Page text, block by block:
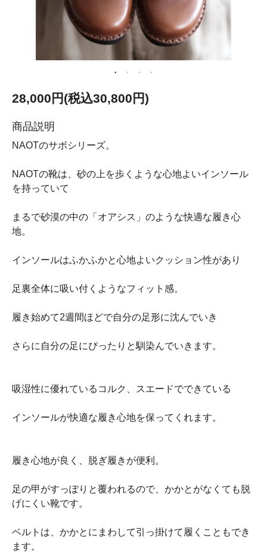
28,000円(税込30,800円)
商品説明
NAOTのサボシリーズ。
NAOTの靴は、砂の上を歩くような心地よいインソール
を持っていて
まるで砂漠の中の「オアシス」のような快適な履き心
地。
インソールはふかふかと心地よいクッション性があり
足裏全体に吸い付くようなフィット感。
履き始めて2週間ほどで自分の足形に沈んでいき
さらに自分の足にぴったりと馴染んでいきます。
吸湿性に優れているコルク、スエードでできている
インソールが快適な履き心地を保ってくれます。
履き心地が良く、脱ぎ履きが便利。
足の甲がすっぽりと覆われるので、かかとがなくても脱
げにくい靴です。
ベルトは、かかとにまわして引っ掛けて履くこともでき
ます。